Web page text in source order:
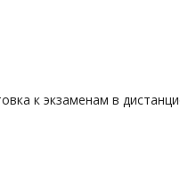
к экзаменам в